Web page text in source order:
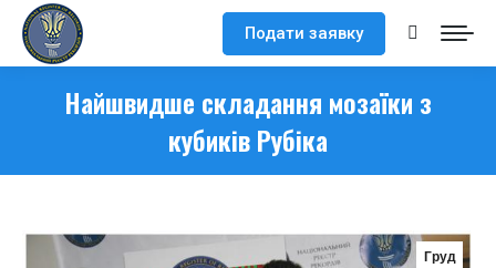
Подати заявку Search:
Найшвидше складання мозаїки з
кубиків Рубіка
Груд